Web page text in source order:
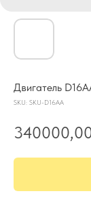
Двигатель
SKU: SKU-D16AA